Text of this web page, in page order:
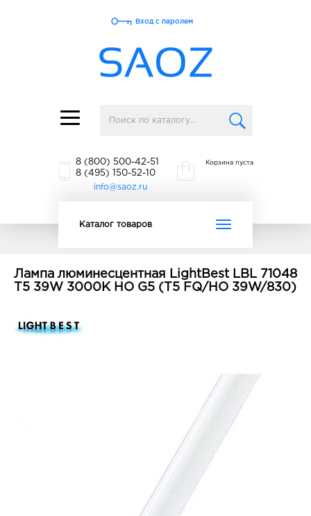
Toggle
navigation
Вход с паролем
8 (800) 500-42-51
8 (495) 150-52-10
info@saoz.ru
Корзина пуста
Toggle
Каталог товаров
Лампа люминесцентная LightBest LBL 71048
T5 39W 3000K HO G5 (T5 FQ/HO 39W/830)